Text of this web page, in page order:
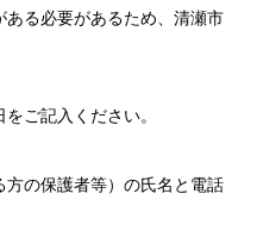
る必要があるため、清瀬市
ご記入ください。
の保護者等）の氏名と電話